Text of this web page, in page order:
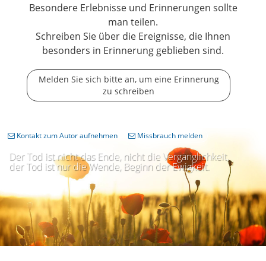
Besondere Erlebnisse und Erinnerungen sollte
man teilen.
Schreiben Sie über die Ereignisse, die Ihnen
besonders in Erinnerung geblieben sind.
Melden Sie sich bitte an, um eine Erinnerung
zu schreiben
Der Tod ist nicht das Ende, nicht die Vergänglichkeit,
der Tod ist nur die Wende, Beginn der Ewigkeit.
Kontakt zum Autor aufnehmen Missbrauch melden